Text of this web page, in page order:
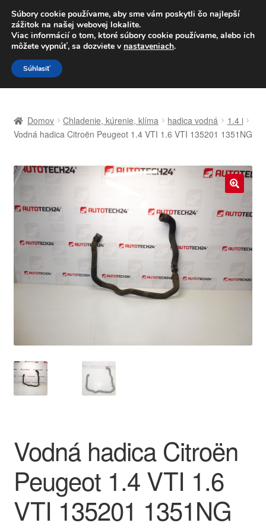
DOPRAVA od 6 EUR
Po–Pi 09:00–16:00 233 221 276
Preskočiť
na
navigáciu
Preskočiť
na
obsah
Celosvetová preprava
Môj účet
O nás
Platby
Reklamace
Reklamačný poriadok
Domov Chladenie, kúrenie, klíma hadica vodná
1.4 i
Vodná hadica Citroën Peugeot 1.4 VTI 1.6 VTI 135201 1351NG
Vodná hadica Citroën
Peugeot 1.4 VTI 1.6
VTI 135201 1351NG
Súbory cookie používame, aby sme vám poskytli čo najlepší
zážitok na našej webovej lokalite.
Viac informácií o tom, ktoré súbory cookie používame, alebo ich
môžete vypnúť, sa dozviete v nastaveniach.
Súhlasiť